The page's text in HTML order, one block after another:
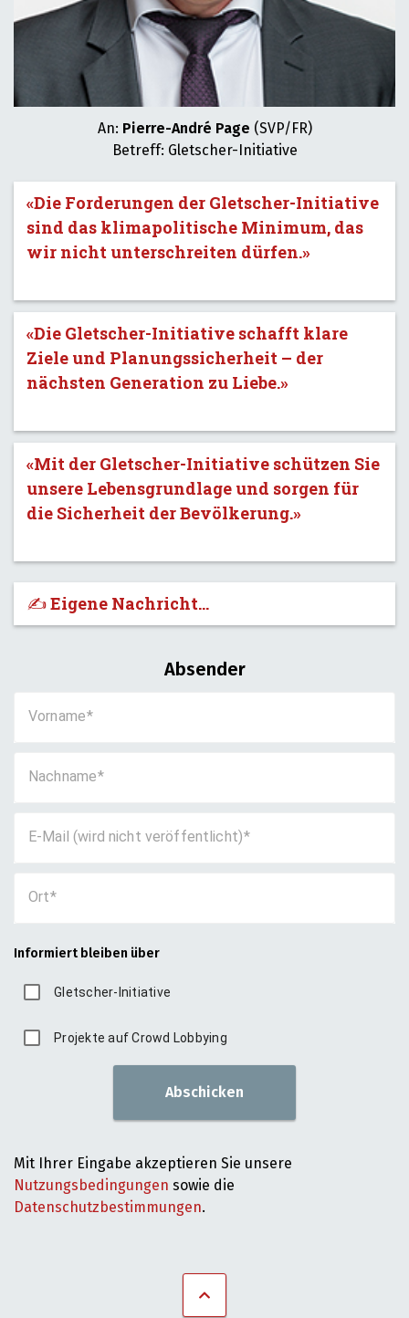
An: Pierre-André Page (SVP/FR)
Betreff: Gletscher-Initiative
«Die Forderungen der Gletscher-Initiative
sind das klimapolitische Minimum, das
wir nicht unterschreiten dürfen.»
«Die Gletscher-Initiative schafft klare
Ziele und Planungssicherheit – der
nächsten Generation zu Liebe.»
«Mit der Gletscher-Initiative schützen Sie
unsere Lebensgrundlage und sorgen für
die Sicherheit der Bevölkerung.»
✍️ Eigene Nachricht...
Absender
Vorname
Nachname
E-Mail (wird nicht veröffentlicht)
Ort
Informiert bleiben über
Gletscher-Initiative
Projekte auf Crowd Lobbying
Abschicken
Mit Ihrer Eingabe akzeptieren Sie unsere
Nutzungsbedingungen sowie die
Datenschutzbestimmungen.